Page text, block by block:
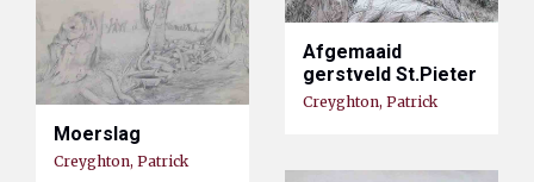
Afgemaaid
gerstveld St.Pieter
Creyghton, Patrick
Moerslag
Creyghton, Patrick